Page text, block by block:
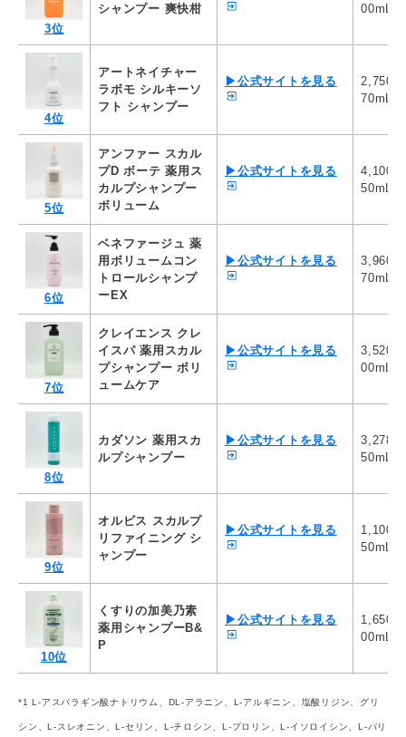
1.2点：307-314円
3位
シャンプー 爽快柑
00mL
4位
アートネイチャー
ラボモ シルキーソ
フト シャンプー
▶公式サイトを見る
2,750
70mL
5位
アンファー スカル
プD ボーテ 薬用ス
カルプシャンプー
ボリューム
▶公式サイトを見る
4,100
50mL
6位
ベネファージュ 薬
用ボリュームコン
トロールシャンプ
ーEX
▶公式サイトを見る
3,960
70mL
7位
クレイエンス クレ
イスパ 薬用スカル
プシャンプー ボリ
ュームケア
▶公式サイトを見る
3,520
00mL
8位
カダソン 薬用スカ
ルプシャンプー
▶公式サイトを見る
3,278
50mL
9位
オルビス スカルプ
リファイニング シ
ャンプー
▶公式サイトを見る
1,100
50mL
10位
くすりの加美乃素
薬用シャンプーB&
P
▶公式サイトを見る
1,650
00mL
*1 L-アスパラギン酸ナトリウム、DL-アラニン、L-アルギニン、塩酸リジン、グリ
シン、L-スレオニン、L-セリン、L-チロシン、L-プロリン、L-イソロイシン、L-バリ